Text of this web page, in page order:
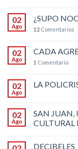
02
Ago
¿SUPO
12 Comentarios
02
Ago
CADA
1 Comentario
02
Ago
LA
02
Ago
SAN JUAN,
CULTURAL
DECIBELES